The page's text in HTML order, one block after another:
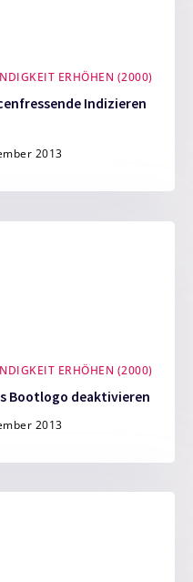
ERHÖHEN (2000)
Indizieren
2013
ERHÖHEN (2000)
Bootlogo deaktivieren
2013